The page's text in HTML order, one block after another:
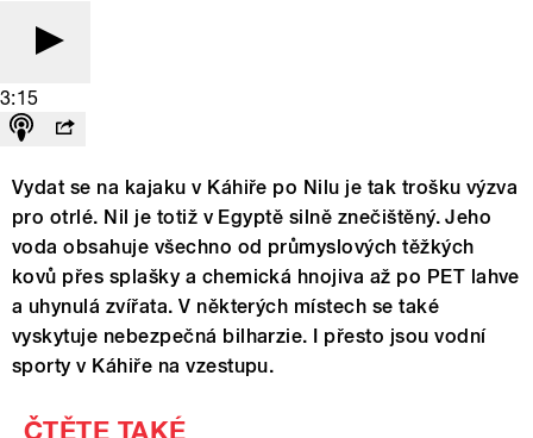
3:15
Vydat se na kajaku v Káhiře po Nilu je tak trošku výzva
pro otrlé. Nil je totiž v Egyptě silně znečištěný. Jeho
voda obsahuje všechno od průmyslových těžkých
kovů přes splašky a chemická hnojiva až po PET lahve
a uhynulá zvířata. V některých místech se také
vyskytuje nebezpečná bilharzie. I přesto jsou vodní
sporty v Káhiře na vzestupu.